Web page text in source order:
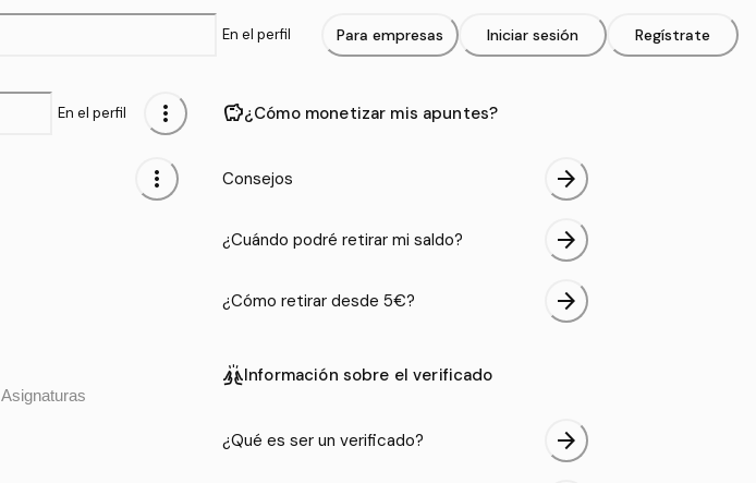
En el perfil more_vert
more_vert
Asignaturas
savings¿Cómo monetizar mis apuntes?
Consejos arrow_forward
¿Cuándo podré retirar mi saldo? arrow_forward
¿Cómo retirar desde 5€? arrow_forward
cheerInformación sobre el verificado
¿Qué es ser un verificado? arrow_forward
En el perfil Para empresas Iniciar sesión Regístrate